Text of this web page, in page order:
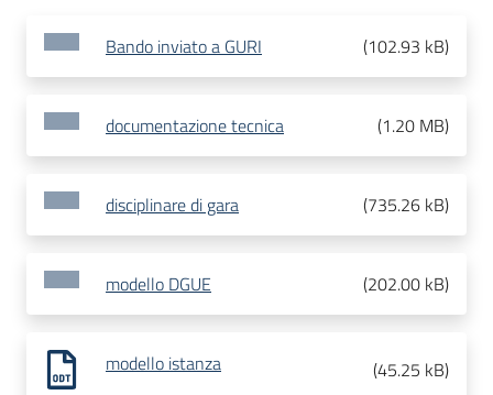
Bando inviato a GURI (102.93 kB)
documentazione tecnica (1.20 MB)
disciplinare di gara (735.26 kB)
modello DGUE (202.00 kB)
modello istanza (45.25 kB)